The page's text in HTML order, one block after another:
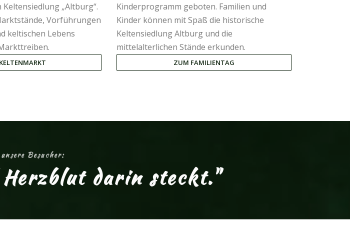
„Altburg“.
Vorführungen
keltischen Lebens
Kinderprogramm geboten. Familien und
Kinder können mit Spaß die historische
Keltensiedlung Altburg und die
mittelalterlichen Stände erkunden.
ZUM FAMILIENTAG
unsere Besucher:
darin steckt."